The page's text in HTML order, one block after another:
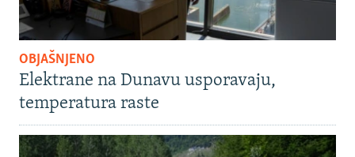
OBJAŠNJENO
Elektrane na Dunavu usporavaju,
temperatura raste